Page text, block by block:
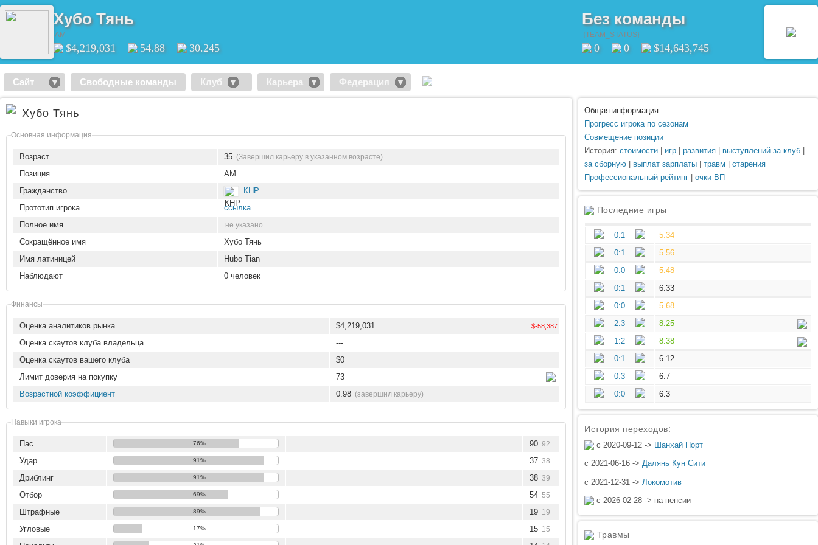
Хубо Тянь
AM
$4,219,031 54.88 30.245
Без команды
{TEAM_STATUS}
0 0 $14,643,745
Сайт Свободные команды Клуб Карьера Федерация
Хубо Тянь
Основная информация
Возраст 35 (Завершил карьеру в указанном возрасте)
Позиция
AM
Гражданство
КНР
Прототип игрока
ссылка
Полное имя
не указано
Сокращённое имя
Хубо Тянь
Имя латиницей
Hubo Tian
Наблюдают
0 человек
Финансы
Оценка аналитиков рынка $4,219,031 $-58,387
Оценка скаутов клуба владельца
---
Оценка скаутов вашего клуба
$0
Лимит доверия на покупку
73
Возрастной коэффициент
0.98 (завершил карьеру)
Навыки игрока
Пас 76% 90 92
Удар 91% 37 38
Дриблинг 91% 38 39
Отбор 69% 54 55
Штрафные 89% 19 19
Угловые 17% 15 15
Общая информация
Прогресс игрока по сезонам
Совмещение позиции
История: стоимости игр развития выступлений за клуб
за сборную
выплат зарплаты травм
старения
Профессиональный рейтинг
очки ВП
Последние игры
0:1
5.34
0:1
5.56
0:0
5.48
0:1
6.33
0:0
5.68
2:3
8.25
1:2
8.38
0:1
6.12
0:3
6.7
0:0
6.3
История переходов:
с 2020-09-12 -> Шанхай Порт
с 2021-06-16 -> Далянь Кун Сити
с 2021-12-31 -> Локомотив
с 2026-02-28 -> на пенсии
Травмы